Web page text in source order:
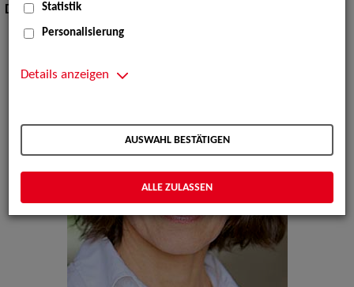
Dialekte:Schwäbisch
Statistik
Personalisierung
Details anzeigen
AUSWAHL BESTÄTIGEN
ALLE ZULASSEN